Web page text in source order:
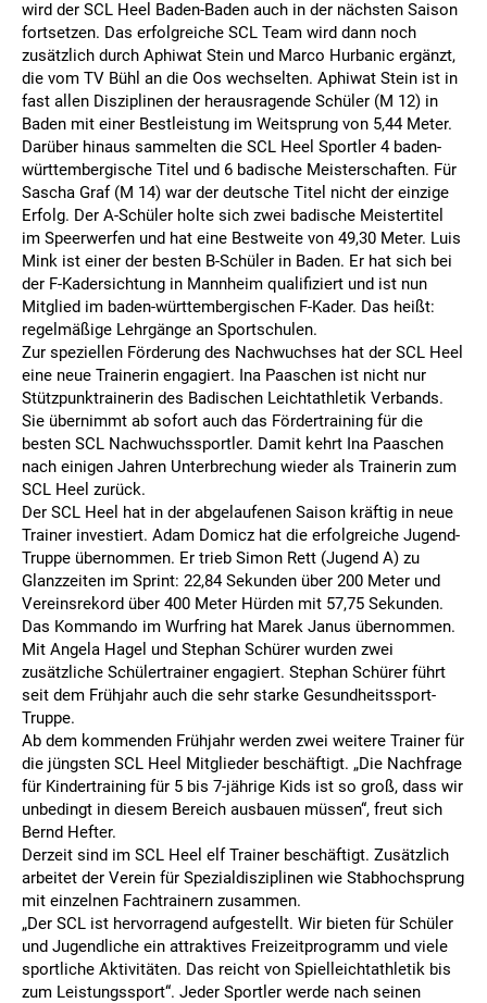
wird der SCL Heel Baden-Baden auch in der nächsten Saison
fortsetzen. Das erfolgreiche SCL Team wird dann noch
zusätzlich durch Aphiwat Stein und Marco Hurbanic ergänzt,
die vom TV Bühl an die Oos wechselten. Aphiwat Stein ist in
fast allen Disziplinen der herausragende Schüler (M 12) in
Baden mit einer Bestleistung im Weitsprung von 5,44 Meter.
Darüber hinaus sammelten die SCL Heel Sportler 4 baden-
württembergische Titel und 6 badische Meisterschaften. Für
Sascha Graf (M 14) war der deutsche Titel nicht der einzige
Erfolg. Der A-Schüler holte sich zwei badische Meistertitel
im Speerwerfen und hat eine Bestweite von 49,30 Meter. Luis
Mink ist einer der besten B-Schüler in Baden. Er hat sich bei
der F-Kadersichtung in Mannheim qualifiziert und ist nun
Mitglied im baden-württembergischen F-Kader. Das heißt:
regelmäßige Lehrgänge an Sportschulen.
Zur speziellen Förderung des Nachwuchses hat der SCL Heel
eine neue Trainerin engagiert. Ina Paaschen ist nicht nur
Stützpunktrainerin des Badischen Leichtathletik Verbands.
Sie übernimmt ab sofort auch das Fördertraining für die
besten SCL Nachwuchssportler. Damit kehrt Ina Paaschen
nach einigen Jahren Unterbrechung wieder als Trainerin zum
SCL Heel zurück.
Der SCL Heel hat in der abgelaufenen Saison kräftig in neue
Trainer investiert. Adam Domicz hat die erfolgreiche Jugend-
Truppe übernommen. Er trieb Simon Rett (Jugend A) zu
Glanzzeiten im Sprint: 22,84 Sekunden über 200 Meter und
Vereinsrekord über 400 Meter Hürden mit 57,75 Sekunden.
Das Kommando im Wurfring hat Marek Janus übernommen.
Mit Angela Hagel und Stephan Schürer wurden zwei
zusätzliche Schülertrainer engagiert. Stephan Schürer führt
seit dem Frühjahr auch die sehr starke Gesundheitssport-
Truppe.
Ab dem kommenden Frühjahr werden zwei weitere Trainer für
die jüngsten SCL Heel Mitglieder beschäftigt. „Die Nachfrage
für Kindertraining für 5 bis 7-jährige Kids ist so groß, dass wir
unbedingt in diesem Bereich ausbauen müssen“, freut sich
Bernd Hefter.
Derzeit sind im SCL Heel elf Trainer beschäftigt. Zusätzlich
arbeitet der Verein für Spezialdisziplinen wie Stabhochsprung
mit einzelnen Fachtrainern zusammen.
„Der SCL ist hervorragend aufgestellt. Wir bieten für Schüler
und Jugendliche ein attraktives Freizeitprogramm und viele
sportliche Aktivitäten. Das reicht von Spielleichtathletik bis
zum Leistungssport“. Jeder Sportler werde nach seinen